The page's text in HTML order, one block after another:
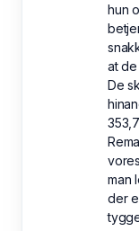
hun
at
De
man
der